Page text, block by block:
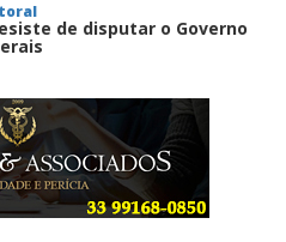
de disputar o Governo
entenda o que é